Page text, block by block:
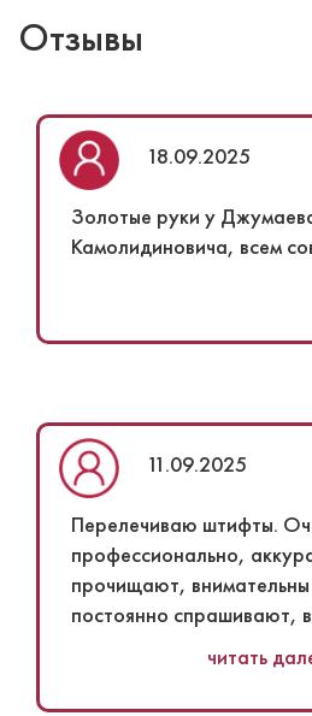
Отзывы
18.09.2025
Золотые руки у
Камолидиновича, всем
11.09.2025
Перелечиваю штифты.
профессионально,
прочищают,
постоянно спрашивают,
Николаевичу, все
при малейшем
читать